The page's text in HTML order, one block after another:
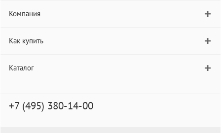
Компания
Как купить
Каталог
+7 (495) 380-14-00